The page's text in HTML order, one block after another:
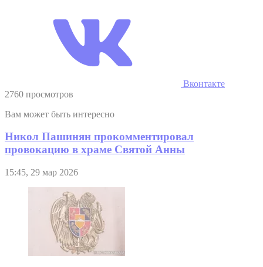
Вконтакте
2760 просмотров
Вам может быть интересно
Никол Пашинян прокомментировал
провокацию в храме Святой Анны
15:45, 29 мар 2026